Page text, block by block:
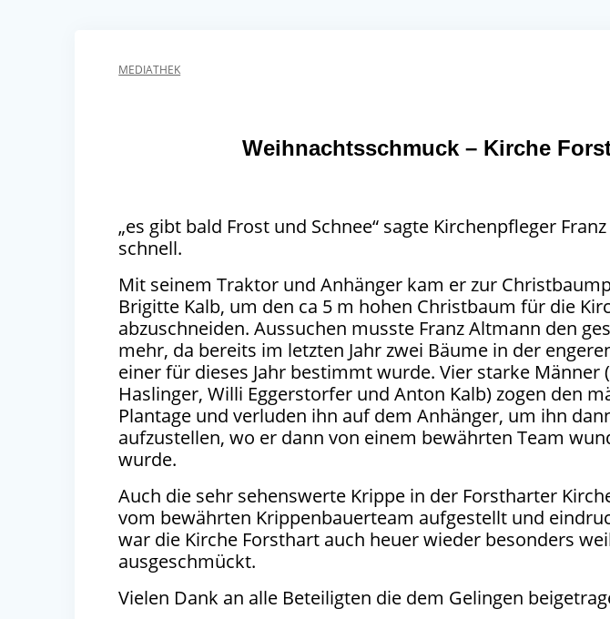
MEDIATHEK
Weihnachtsschmuck – Kirche
„es gibt bald Frost und Schnee“ sagte Kirchenpfleger
schnell.
Mit seinem Traktor und Anhänger kam er zur
Brigitte Kalb, um den ca 5 m hohen Christbaum für die
abzuschneiden. Aussuchen musste Franz Altmann den
mehr, da bereits im letzten Jahr zwei Bäume in der
einer für dieses Jahr bestimmt wurde. Vier starke Männer
Haslinger, Willi Eggerstorfer und Anton Kalb) zogen den
Plantage und verluden ihn auf dem Anhänger, um ihn
aufzustellen, wo er dann von einem bewährten Team
wurde.
Auch die sehr sehenswerte Krippe in der Forstharter
vom bewährten Krippenbauerteam aufgestellt und
war die Kirche Forsthart auch heuer wieder besonders
ausgeschmückt.
Vielen Dank an alle Beteiligten die dem Gelingen